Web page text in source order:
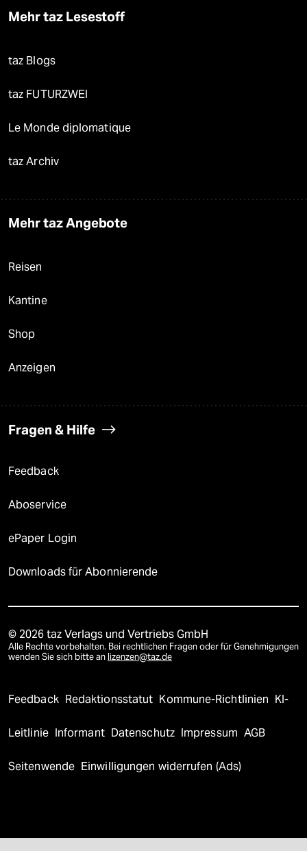
Mehr taz Lesestoff
taz Blogs
taz FUTURZWEI
Le Monde diplomatique
taz Archiv
Mehr taz Angebote
Reisen
Kantine
Shop
Anzeigen
Fragen & Hilfe
Feedback
Aboservice
ePaper Login
Downloads für Abonnierende
© 2026 taz Verlags und Vertriebs GmbH
Alle Rechte vorbehalten. Bei rechtlichen Fragen oder für Genehmigungen
wenden Sie sich bitte an lizenzen@taz.de
Feedback Redaktionsstatut Kommune-Richtlinien KI-
Leitlinie Informant Datenschutz Impressum AGB
Seitenwende Einwilligungen widerrufen (Ads)